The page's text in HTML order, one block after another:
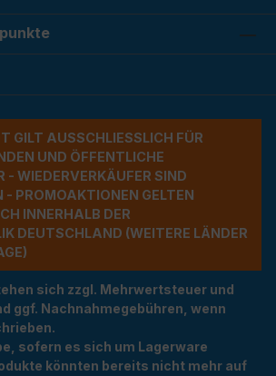
GILT AUSSCHLIESSLICH FÜR G
UND ÖFFENTLICHE A
WIEDERVERKÄUFER SIND A
GELTEN A
INNERHALB DER BU
(WEITERE LÄNDER NU
sich zzgl. Mehrwertsteuer und
ggf. Nachnahmegebühren, wenn
sofern es sich um Lagerware
könnten bereits nicht mehr auf